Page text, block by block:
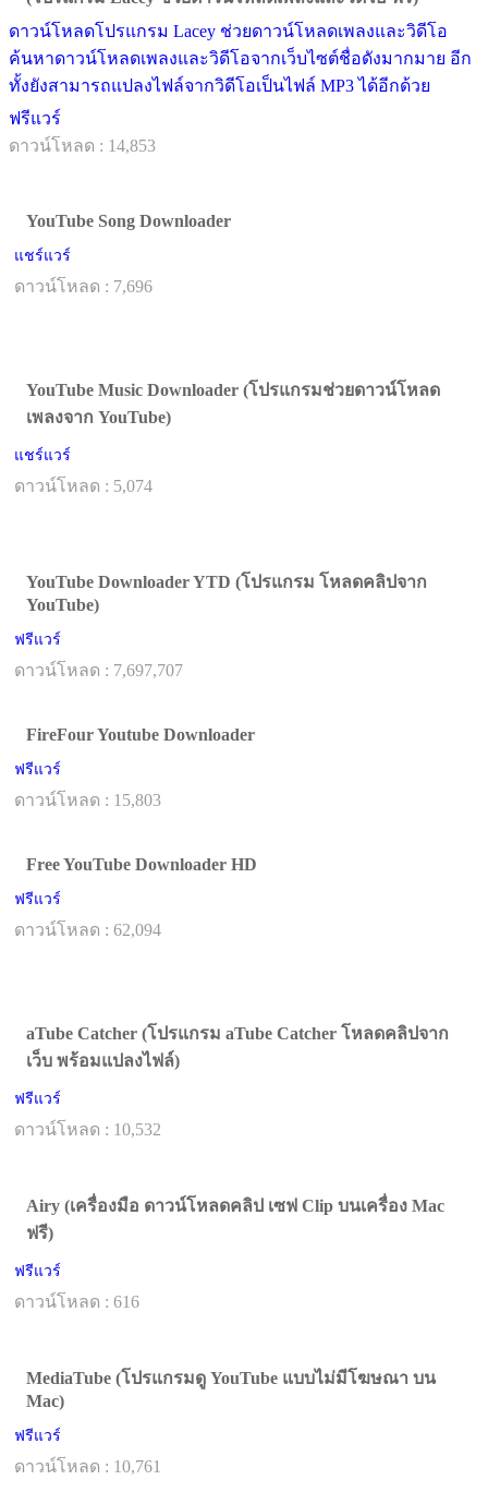
ดาวน์โหลดโปรแกรม Lacey ช่วยดาวน์โหลดเพลงและวิดีโอ
ค้นหาดาวน์โหลดเพลงและวิดีโอจากเว็บไซต์ชื่อดังมากมาย อีก
ทั้งยังสามารถแปลงไฟล์จากวิดีโอเป็นไฟล์ MP3 ได้อีกด้วย
ฟรีแวร์
ดาวน์โหลด : 14,853
YouTube Song Downloader
แชร์แวร์
ดาวน์โหลด : 7,696
YouTube Music Downloader (โปรแกรมช่วยดาวน์โหลด
เพลงจาก YouTube)
แชร์แวร์
ดาวน์โหลด : 5,074
YouTube Downloader YTD (โปรแกรม โหลดคลิปจาก
YouTube)
ฟรีแวร์
ดาวน์โหลด : 7,697,707
FireFour Youtube Downloader
ฟรีแวร์
ดาวน์โหลด : 15,803
Free YouTube Downloader HD
ฟรีแวร์
ดาวน์โหลด : 62,094
aTube Catcher (โปรแกรม aTube Catcher โหลดคลิปจาก
เว็บ พร้อมแปลงไฟล์)
ฟรีแวร์
ดาวน์โหลด : 10,532
Airy (เครื่องมือ ดาวน์โหลดคลิป เซฟ Clip บนเครื่อง Mac
ฟรี)
ฟรีแวร์
ดาวน์โหลด : 616
MediaTube (โปรแกรมดู YouTube แบบไม่มีโฆษณา บน
Mac)
ฟรีแวร์
ดาวน์โหลด : 10,761